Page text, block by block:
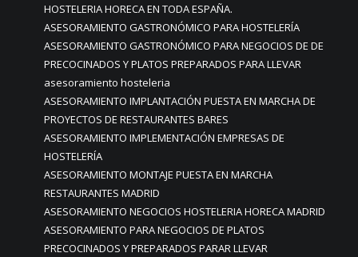
HOSTELERIA HORECA EN TODA ESPAÑA.
ASESORAMIENTO GASTRONÓMICO PARA HOSTELERÍA
ASESORAMIENTO GASTRONÓMICO PARA NEGOCIOS DE DE
PRECOCINADOS Y PLATOS PREPARADOS PARA LLEVAR
asesoramiento hosteleria
ASESORAMIENTO IMPLANTACIÓN PUESTA EN MARCHA DE
PROYECTOS DE RESTAURANTES BARES
ASESORAMIENTO IMPLEMENTACIÓN EMPRESAS DE
HOSTELERÍA
ASESORAMIENTO MONTAJE PUESTA EN MARCHA
RESTAURANTES MADRID
ASESORAMIENTO NEGOCIOS HOSTELERIA HORECA MADRID
ASESORAMIENTO PARA NEGOCIOS DE PLATOS
PRECOCINADOS Y PREPARADOS PARAR LLEVAR